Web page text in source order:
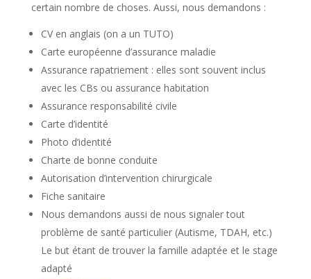
certain nombre de choses. Aussi, nous demandons :
CV en anglais (on a un TUTO)
Carte européenne d’assurance maladie
Assurance rapatriement : elles sont souvent inclus
avec les CBs ou assurance habitation
Assurance responsabilité civile
Carte d’identité
Photo d’identité
Charte de bonne conduite
Autorisation d’intervention chirurgicale
Fiche sanitaire
Nous demandons aussi de nous signaler tout
problème de santé particulier (Autisme, TDAH, etc.)
Le but étant de trouver la famille adaptée et le stage
adapté